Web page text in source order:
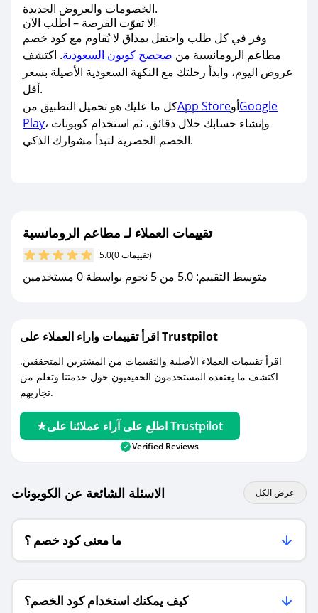
الخصومات والعروض الجديدة.
لا تفوّت الفرصة – اطلب الآن!
وفر في كل طلب واحتفل بمذاق لا يُقاوم مع كود خصم
مطاعم الرومانسية من صحصح كوبون السعودية. اكتشف
عروض اليوم، وابدأ رحلتك مع النكهة السعودية الأصيلة بسعر
أقل.
كل ما عليك هو تحميل التطبيق منApp StoreأوGoogle
Play، وإنشاء حسابك خلال دقائق، ثم استخدام كوبونات
الخصم الحصرية لتبدأ مشوارك الذكي.
تقييمات العملاء لـ مطاعم الرومانسية
5.0 (0 تقييمات)
متوسط التقييم: 5.0 من 5 نجوم بواسطة 0 مستخدمين
اقرأ تقييمات واراء العملاء على Trustpilot
اقرأ تقييمات العملاء الأصلية والتقييمات من المشترين المتحققين.
اكتشف ما يعتقده المستخدمون الحقيقيون حول خدمتنا وتعلم من
تجاربهم.
اطلع على آراء عملائنا على Trustpilot
Verified Reviews
الاسئلة الشائعة عن الكوبونات عرض الكل
ما معنى كود خصم ؟
كيف يمكنك استخدام كود الخصم؟